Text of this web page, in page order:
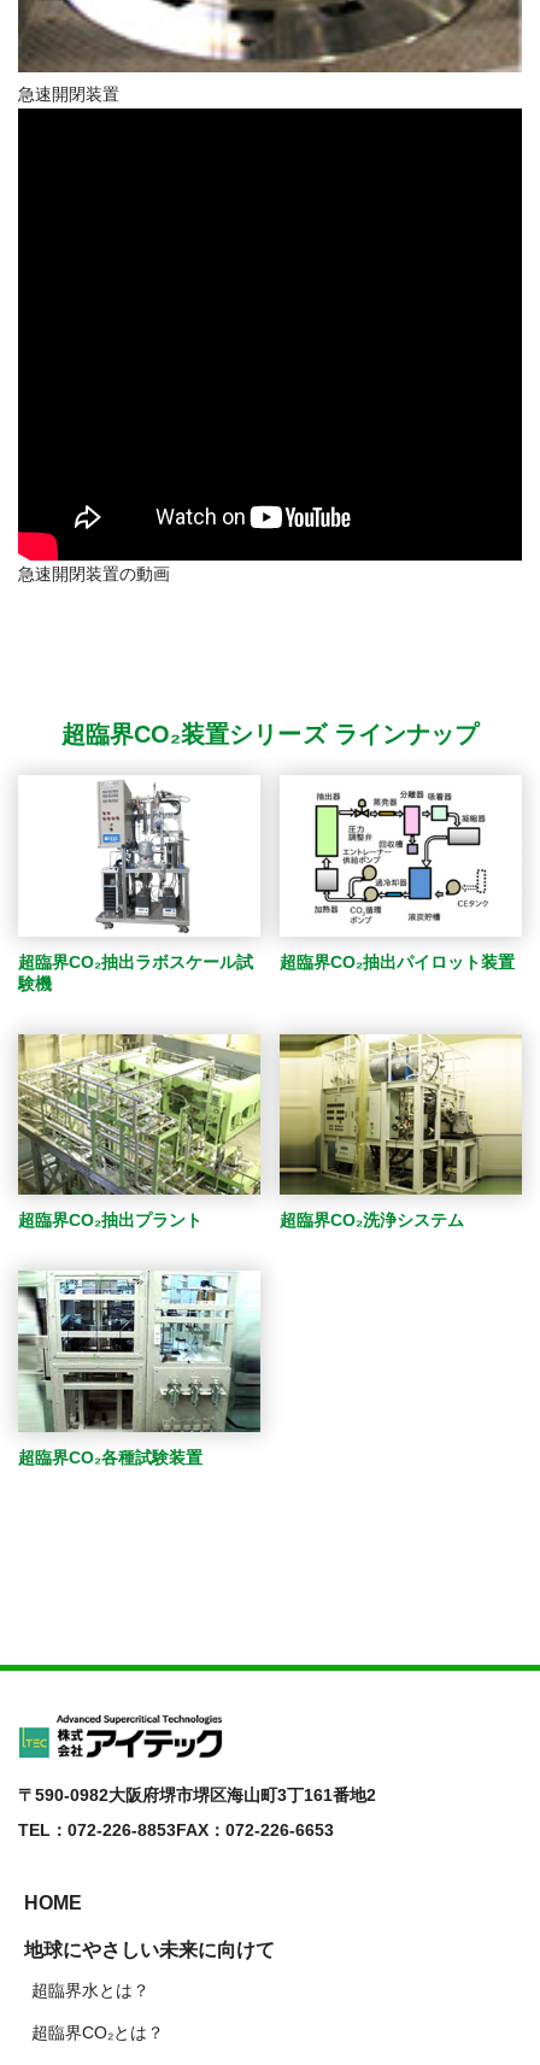
急速開閉装置
急速開閉装置の動画
超臨界CO₂装置シリーズ ラインナップ
超臨界CO₂抽出ラボスケール試
験機
超臨界CO₂抽出パイロット装置
超臨界CO₂抽出プラント 超臨界CO₂洗浄システム
超臨界CO₂各種試験装置
〒590-0982大阪府堺市堺区海山町3丁161番地2
TEL：072-226-8853FAX：072-226-6653
HOME
地球にやさしい未来に向けて
超臨界水とは？
超臨界CO₂とは？